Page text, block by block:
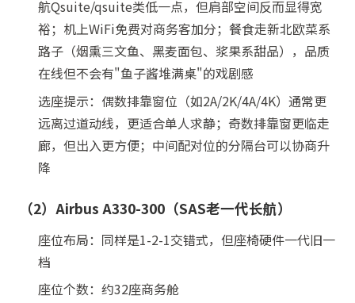
航Qsuite/qsuite类低一点，但肩部空间反而显得宽
裕；机上WiFi免费对商务客加分；餐食走新北欧菜系
路子（烟熏三文鱼、黑麦面包、浆果系甜品），品质
在线但不会有"鱼子酱堆满桌"的戏剧感
选座提示：偶数排靠窗位（如2A/2K/4A/4K）通常更
远离过道动线，更适合单人求静；奇数排靠窗更临走
廊，但出入更方便；中间配对位的分隔台可以协商升
降
（2）Airbus A330-300（SAS老一代长航）
座位布局：同样是1-2-1交错式，但座椅硬件一代旧一
档
座位个数：约32座商务舱